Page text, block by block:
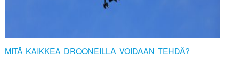
MITÄ KAIKKEA DROONEILLA VOIDAAN TEHDÄ?